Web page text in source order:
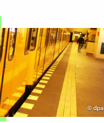
© dpa